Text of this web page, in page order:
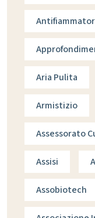
Aria Pulita
Armistizio
Assessorato
Assisi
Assobiotech